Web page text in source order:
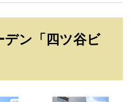
デン「四ツ谷ビ